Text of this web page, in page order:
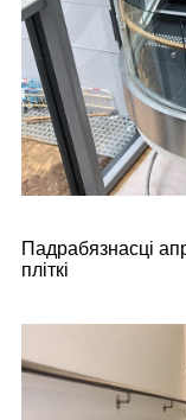
Падрабязнасці
пліткі